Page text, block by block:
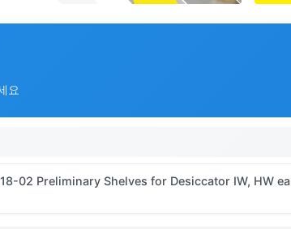
요
02 Preliminary Shelves for Desiccator IW, HW ea